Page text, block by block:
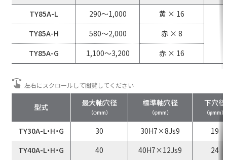
TY85A-L
290～1,000
黄 × 16
TY85A-H
580～2,000
赤 × 8
TY85A-G
1,100～3,200 赤 × 16
型式 最大軸穴径
（φmm）
標準軸穴径
（φmm）
下穴径
（φmm）
TY30A-L・H・G 30 30H7×8Js9
19
TY40A-L・H・G
40 40H7×12Js9
24